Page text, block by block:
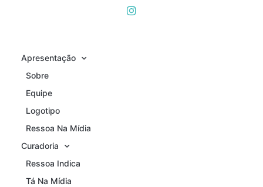
Apresentação
Sobre
Equipe
Logotipo
Ressoa Na Mídia
Curadoria
Ressoa Indica
Tá Na Mídia